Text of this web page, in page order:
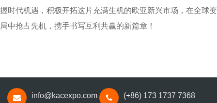
握时代机遇，积极开拓这片充满生机的欧亚新兴市场，在全球变
局中抢占先机，携手书写互利共赢的新篇章！
info@kacexpo.com (+86) 173 1737 7368